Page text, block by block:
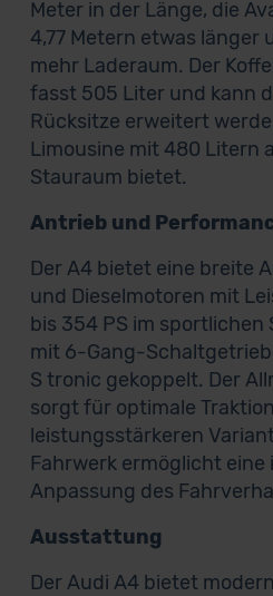
Meter in der Länge, die
4,77 Metern etwas länger
mehr Laderaum. Der
fasst 505 Liter und kann
Rücksitze erweitert
Limousine mit 480 Litern
Stauraum bietet.
Antrieb und
Der A4 bietet eine breite
und Dieselmotoren mit
bis 354 PS im sportlichen
mit 6-Gang-
S tronic gekoppelt. Der
sorgt für optimale
leistungsstärkeren
Fahrwerk ermöglicht eine
Anpassung des
Ausstattung
Der Audi A4 bietet